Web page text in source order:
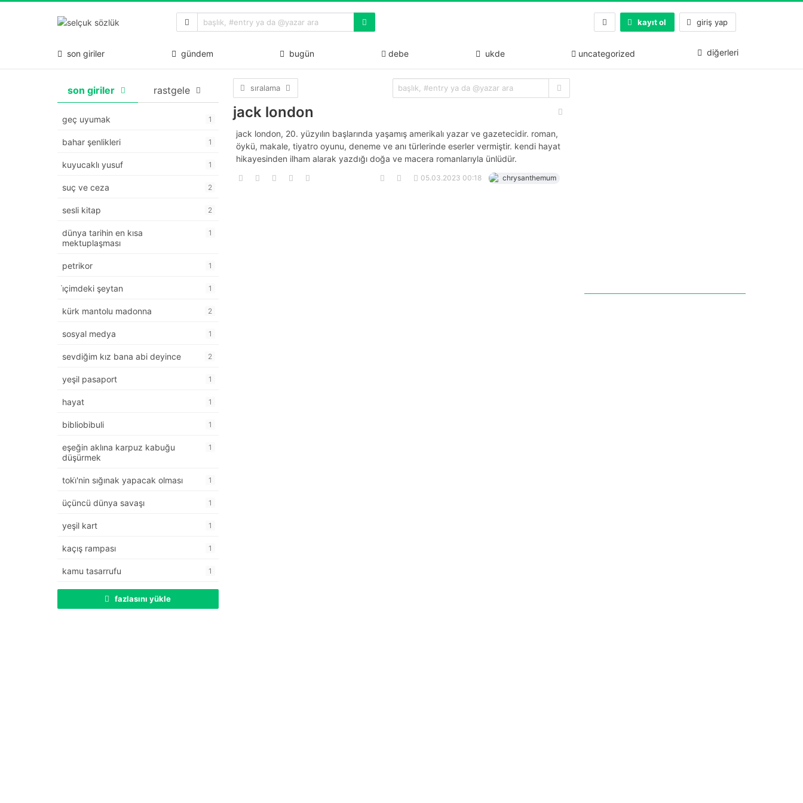
kayıt ol giriş yap
son giriler gündem bugün debe ukde uncategorized diğerleri
son giriler rastgele
geç uyumak 1
bahar şenlikleri 1
kuyucaklı yusuf 1
suç ve ceza 2
sesli kitap 2
dünya tarihin en kısa
mektuplaşması
1
petrikor 1
i̇çimdeki şeytan 1
kürk mantolu madonna 2
sosyal medya 1
sevdiğim kız bana abi deyince 2
yeşil pasaport 1
hayat 1
bibliobibuli 1
eşeğin aklına karpuz kabuğu
düşürmek
1
toki̇'nin sığınak yapacak olması 1
üçüncü dünya savaşı 1
yeşil kart 1
kaçış rampası 1
kamu tasarrufu 1
fazlasını yükle
sıralama
jack london
jack london, 20. yüzyılın başlarında yaşamış amerikalı yazar ve gazetecidir. roman,
öykü, makale, tiyatro oyunu, deneme ve anı türlerinde eserler vermiştir. kendi hayat
hikayesinden ilham alarak yazdığı doğa ve macera romanlarıyla ünlüdür.
05.03.2023 00:18 chrysanthemum